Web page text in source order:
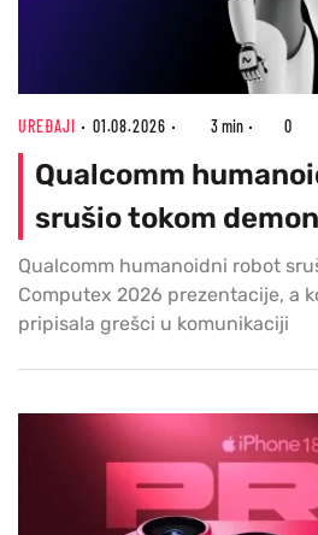
UREĐAJI 01.08.2026 3 min 0
Qualcomm
srušio tokom
Qualcomm humanoidni robot
Computex 2026 prezentacije, a
pripisala grešci u komunikaciji